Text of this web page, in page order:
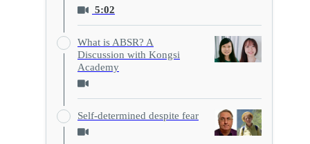
5:02
What is ABSR? A
Discussion with Kongsi
Academy
Self-determined despite fear